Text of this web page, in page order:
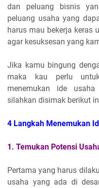
dan peluang bisnis
peluang usaha yang
harus mau bekerja keras
agar kesuksesan yang
Jika kamu bingung
maka kau perlu
menemukan ide
silahkan disimak berikut
4 Langkah Menemukan
1. Temukan Potensi
Pertama yang harus
usaha yang ada di